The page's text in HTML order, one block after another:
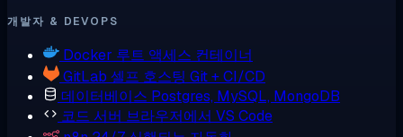
개발자 & DEVOPS
Docker 루트 액세스 컨테이너
GitLab 셀프 호스팅 Git + CI/CD
데이터베이스 Postgres, MySQL, MongoDB
코드 서버 브라우저에서 VS Code